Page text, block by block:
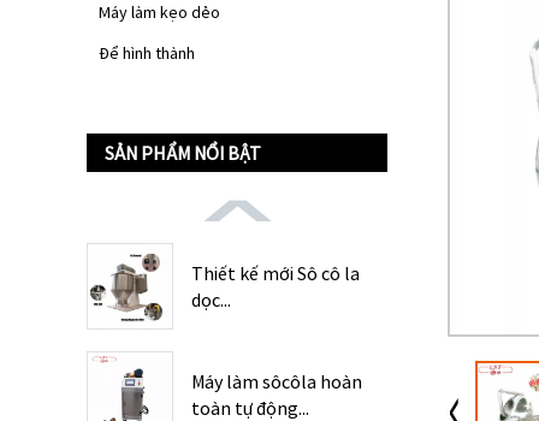
Máy làm kẹo dẻo
Để hình thành
SẢN PHẨM NỔI BẬT
Thiết kế mới Sô cô la
dọc...
Máy làm sôcôla hoàn
toàn tự động...